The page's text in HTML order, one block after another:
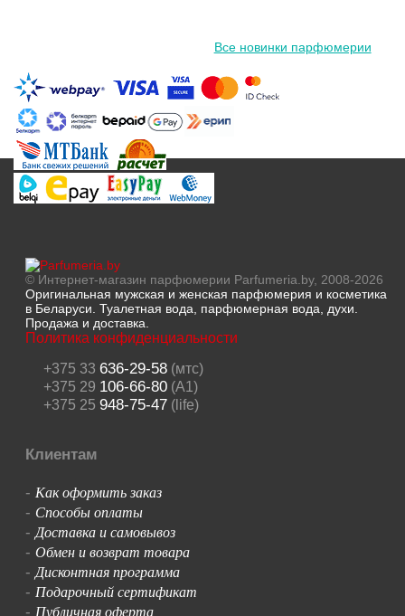
Все новинки парфюмерии
© Интернет-магазин парфюмерии Parfumeria.by, 2008-2026
Оригинальная мужская и женская парфюмерия и косметика
в Беларуси. Туалетная вода, парфюмерная вода, духи.
Продажа и доставка.
Политика конфиденциальности
+375 33 636-29-58(мтс)
+375 29 106-66-80(A1)
+375 25 948-75-47(life)
Клиентам
- Как оформить заказ
- Способы оплаты
-Доставка и самовывоз
- Обмен и возврат товара
-Дисконтная программа
- Подарочный сертификат
- Публичная оферта